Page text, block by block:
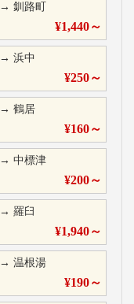
→釧路町
¥1,440～
→浜中
¥250～
→鶴居
¥160～
→中標津
¥200～
→羅臼
¥1,940～
→温根湯
¥190～